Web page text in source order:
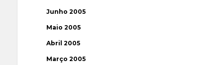
Junho 2005
Maio 2005
Abril 2005
Março 2005